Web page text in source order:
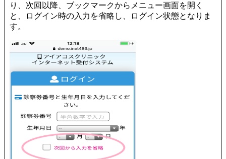
り、次回以降、ブックマークからメニュー画面を開く
と、ログイン時の入力を省略し、ログイン状態となりま
す。